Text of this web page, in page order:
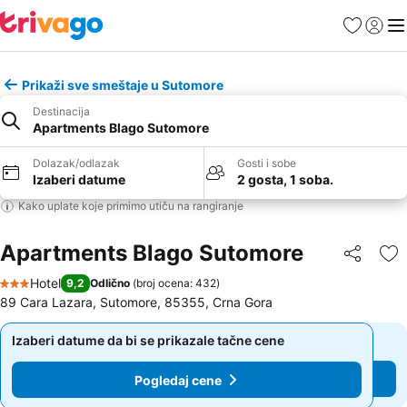
FavoritiPrijavi
Prikaži sve smeštaje u Sutomore
Destinacija
Apartments Blago Sutomore
Dolazak/odlazak
Izaberi datume
Gosti i sobe
2 gosta, 1 soba.
Kako uplate koje primimo utiču na rangiranje
Apartments Blago Sutomore Deli
3 Zvezdice
Hotel 9,2 Odlično (broj ocena: 432)
89 Cara Lazara, Sutomore, 85355, Crna Gora
Izaberi datume da bi se prikazale tačne cene
Pogledaj cene
Izaberi datume da bi se prikazale tačne cene
Pogledaj cene